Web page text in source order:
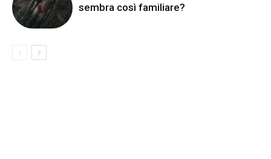
sembra così familiare?